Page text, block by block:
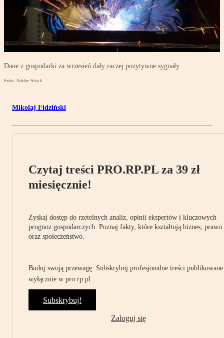
Dane z gospodarki za wrzesień dały raczej pozytywne sygnały
Foto: Adobe Stock
Mikołaj Fidziński
Czytaj treści PRO.RP.PL za 39 zł
miesięcznie!
Zyskaj dostęp do rzetelnych analiz, opinii ekspertów i kluczowych
prognoz gospodarczych. Poznaj fakty, które kształtują biznes, prawo
oraz społeczeństwo.
Buduj swoją przewagę. Subskrybuj profesjonalne treści publikowane
wyłącznie w pro.rp.pl.
Subskrybuj!
Zaloguj się